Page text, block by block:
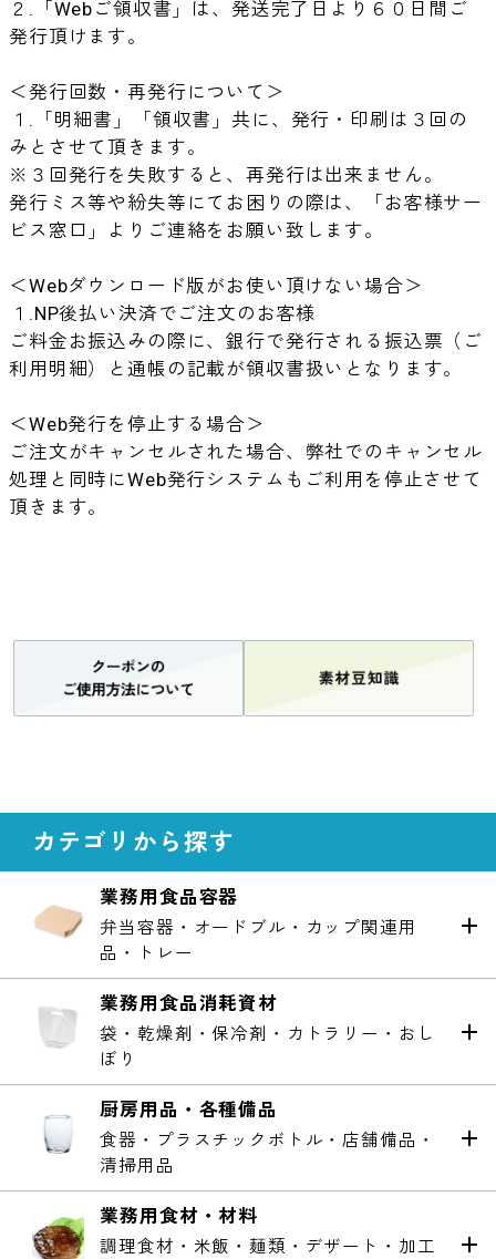
２.「Webご領収書」は、発送完了日より６０日間ご
発行頂けます。
＜発行回数・再発行について＞
１.「明細書」「領収書」共に、発行・印刷は３回の
みとさせて頂きます。
※３回発行を失敗すると、再発行は出来ません。
発行ミス等や紛失等にてお困りの際は、「お客様サー
ビス窓口」よりご連絡をお願い致します。
＜Webダウンロード版がお使い頂けない場合＞
１.NP後払い決済でご注文のお客様
ご料金お振込みの際に、銀行で発行される振込票（ご
利用明細）と通帳の記載が領収書扱いとなります。
＜Web発行を停止する場合＞
ご注文がキャンセルされた場合、弊社でのキャンセル
処理と同時にWeb発行システムもご利用を停止させて
頂きます。
カテゴリから探す
業務用食品容器
弁当容器・オードブル・カップ関連用
品・トレー
業務用食品消耗資材
袋・乾燥剤・保冷剤・カトラリー・おし
ぼり
厨房用品・各種備品
食器・プラスチックボトル・店舗備品・
清掃用品
業務用食材・材料
調理食材・米飯・麺類・デザート・加工